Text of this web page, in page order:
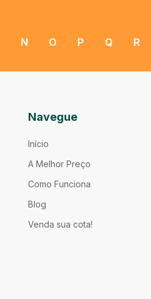
N O P Q R
Navegue
Início
A Melhor Preço
Como Funciona
Blog
Venda sua cota!